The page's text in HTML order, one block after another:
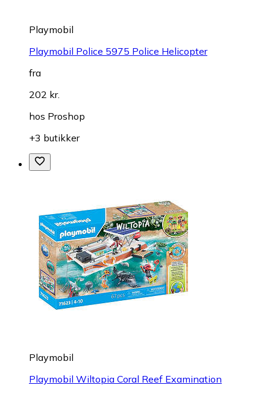
Playmobil
Playmobil Police 5975 Police Helicopter
fra
202 kr.
hos Proshop
+3 butikker
Playmobil
Playmobil Wiltopia Coral Reef Examination